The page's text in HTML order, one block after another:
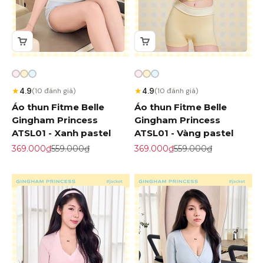
★4.9(10 đánh giá)
Áo thun Fitme Belle
Gingham Princess
ATSL01 - Xanh pastel
Giá khuyến mãi
369.000₫Giá gốc
559.000₫
★4.9(10 đánh giá)
Áo thun Fitme Belle
Gingham Princess
ATSL01 - Vàng pastel
Giá khuyến mãi
369.000₫Giá gốc
559.000₫